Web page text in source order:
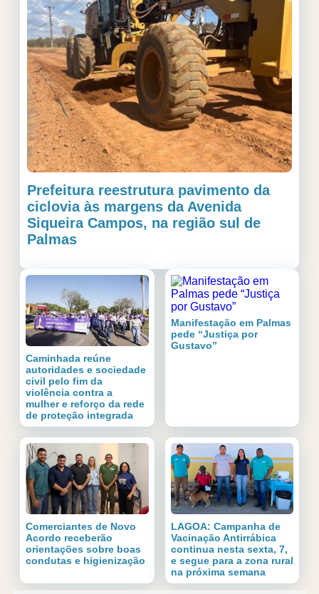
Prefeitura reestrutura pavimento da
ciclovia às margens da Avenida
Siqueira Campos, na região sul de
Palmas
Caminhada reúne
autoridades e sociedade
civil pelo fim da
violência contra a
mulher e reforço da rede
de proteção integrada
Manifestação em Palmas
pede “Justiça por
Gustavo”
Comerciantes de Novo
Acordo receberão
orientações sobre boas
condutas e higienização
LAGOA: Campanha de
Vacinação Antirrábica
continua nesta sexta, 7,
e segue para a zona rural
na próxima semana